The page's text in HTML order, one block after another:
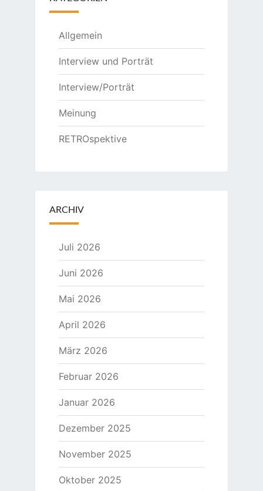
Allgemein
Interview und Porträt
Interview/Porträt
Meinung
RETROspektive
ARCHIV
Juli 2026
Juni 2026
Mai 2026
April 2026
März 2026
Februar 2026
Januar 2026
Dezember 2025
November 2025
Oktober 2025